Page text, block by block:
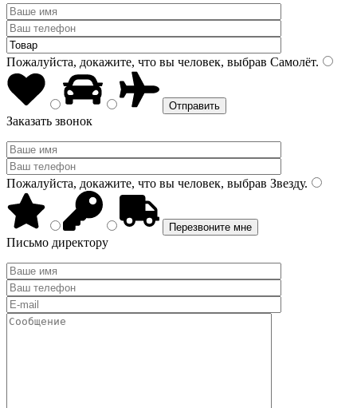
Пожалуйста, докажите, что вы человек, выбрав Самолёт.
Заказать звонок
Пожалуйста, докажите, что вы человек, выбрав Звезду.
Письмо директору